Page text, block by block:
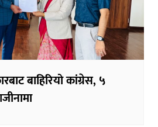
बाहिरियो कांग्रेस, ५